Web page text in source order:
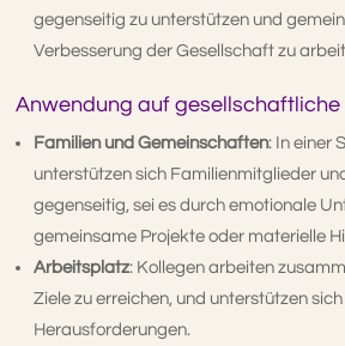
gegenseitig zu unterstützen und
Verbesserung der Gesellschaft zu
Anwendung auf gesellschaftliche
Familien und Gemeinschaften: In einer
unterstützen sich Familienmitglieder
gegenseitig, sei es durch emotionale
gemeinsame Projekte oder materielle
Arbeitsplatz: Kollegen arbeiten
Ziele zu erreichen, und unterstützen
Herausforderungen.